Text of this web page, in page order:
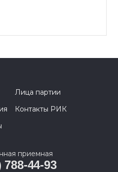
Лица партии
Контакты РИК
приемная
788-44-93